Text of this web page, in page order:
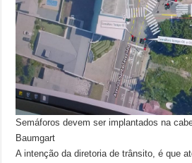
Semáforos devem ser implantados na
Baumgart
A intenção da diretoria de trânsito, é que